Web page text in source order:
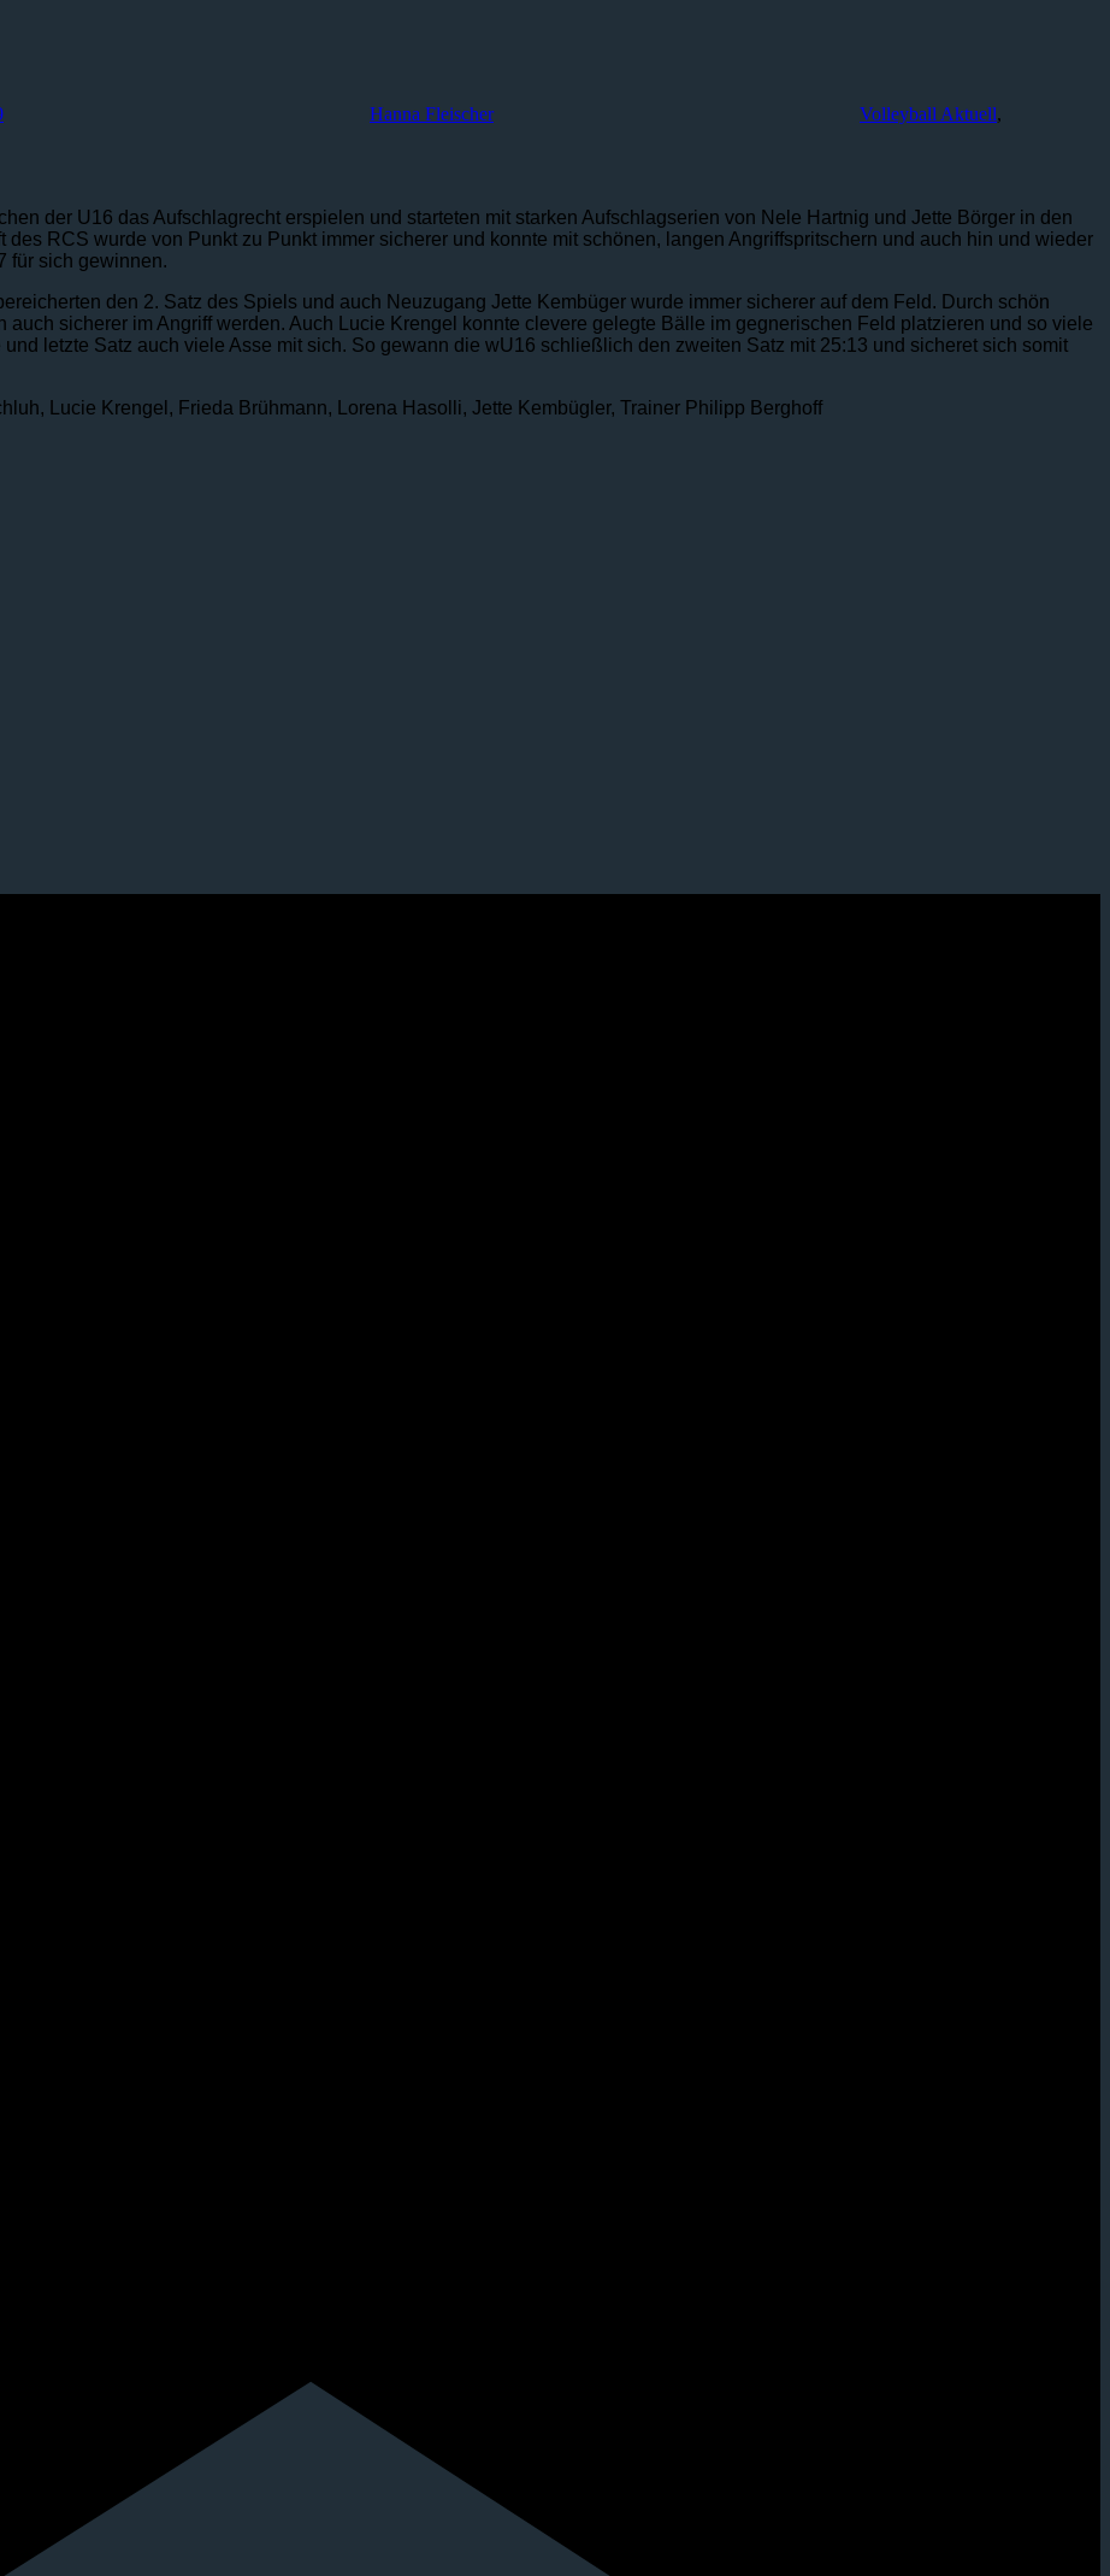
Hanna Fleischer Volleyball Aktuell,
der U16 das Aufschlagrecht erspielen und starteten mit starken Aufschlagserien von Nele Hartnig und Jette Börger in den
RCS wurde von Punkt zu Punkt immer sicherer und konnte mit schönen, langen Angriffspritschern und auch hin und wieder
für sich gewinnen.
den 2. Satz des Spiels und auch Neuzugang Jette Kembüger wurde immer sicherer auf dem Feld. Durch schön
sicherer im Angriff werden. Auch Lucie Krengel konnte clevere gelegte Bälle im gegnerischen Feld platzieren und so viele
letzte Satz auch viele Asse mit sich. So gewann die wU16 schließlich den zweiten Satz mit 25:13 und sicheret sich somit
Lucie Krengel, Frieda Brühmann, Lorena Hasolli, Jette Kembügler, Trainer Philipp Berghoff